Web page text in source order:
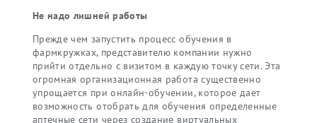
Не надо лишней работы
Прежде чем запустить процесс обучения в
фармкружках, представителю компании нужно
прийти отдельно с визитом в каждую точку сети. Эта
огромная организационная работа существенно
упрощается при онлайн-обучении, которое дает
возможность отобрать для обучения определенные
аптечные сети через создание виртуальных